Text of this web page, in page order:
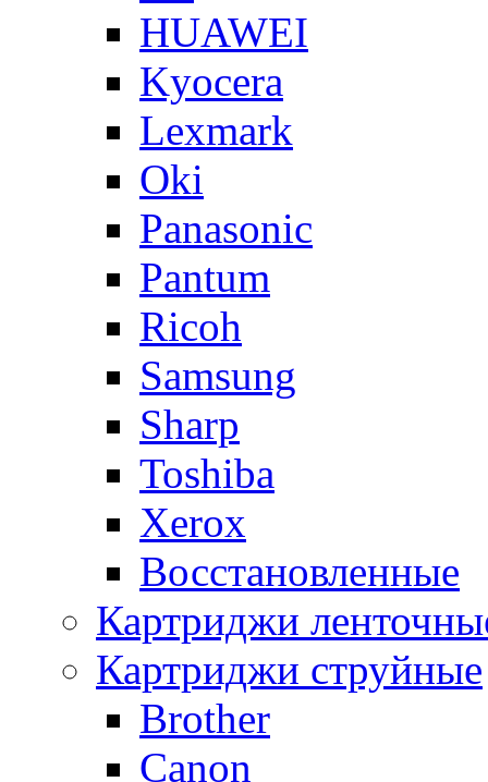
HUAWEI
Kyocera
Lexmark
Oki
Panasonic
Pantum
Ricoh
Samsung
Sharp
Toshiba
Xerox
Восстановленные
Картриджи
Картриджи струйные
Brother
Canon